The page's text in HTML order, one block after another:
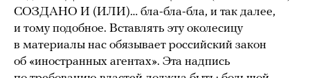
СОЗДАНО И (ИЛИ)… бла-бла-бла, и так далее,
и тому подобное. Вставлять эту околесицу
в материалы нас обязывает российский закон
об «иностранных агентах». Эта надпись